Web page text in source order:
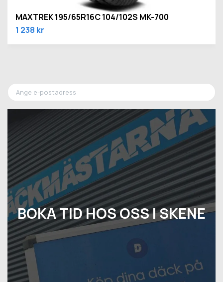
BOKA TID HOS OSS I SKENE
MAXTREK 195/65R16C 104/102S MK-700
1 238 kr